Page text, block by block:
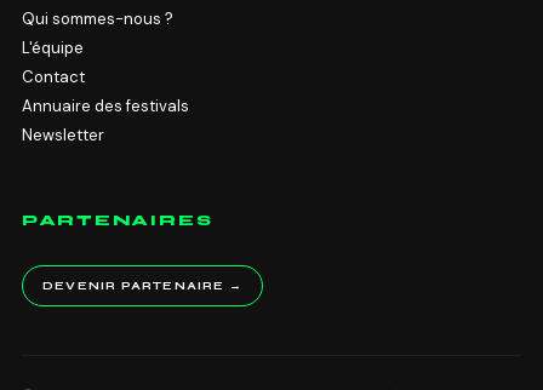
Qui sommes-nous ?
L'équipe
Contact
Annuaire des festivals
Newsletter
PARTENAIRES
DEVENIR PARTENAIRE →